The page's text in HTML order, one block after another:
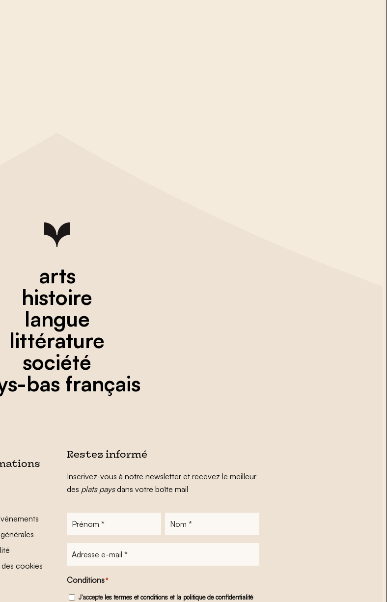
arts
histoire
langue
littérature
société
bas français
cookies
Restez informé
Inscrivez-vous à notre newsletter et recevez le meilleur
des plats paysdans votre boîte mail
mail
Conditions*
J'accepte les termes et conditionset la politique de confidentialité